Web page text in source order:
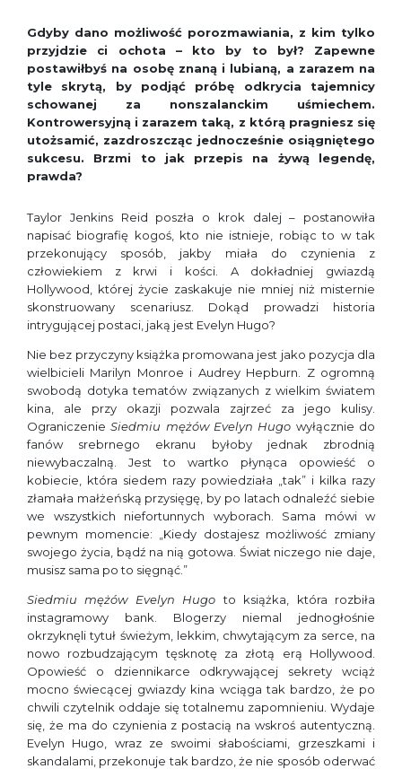
Gdyby dano możliwość porozmawiania, z kim tylko
przyjdzie ci ochota – kto by to był? Zapewne
postawiłbyś na osobę znaną i lubianą, a za­razem na
tyle skrytą, by podjąć próbę odkrycia tajemnicy
schowanej za nonszalanckim uśmiechem.
Kontrowersyjną i zarazem taką, z którą pragniesz się
utożsamić, zazdroszcząc jednocześnie osiągniętego
sukcesu. Brzmi to jak przepis na żywą legendę,
prawda?
Taylor Jenkins Reid poszła o krok dalej – postanowiła
napisać bio­grafię kogoś, kto nie istnieje, robiąc to w tak
przekonujący sposób, jakby miała do czynienia z
człowiekiem z krwi i kości. A dokładniej gwiazdą
Hollywood, której życie zaskakuje nie mniej niż misternie
skonstruowany scenariusz. Dokąd pro­wadzi historia
intrygującej postaci, jaką jest Evelyn Hugo?
Nie bez przyczyny książka promowana jest jako pozycja dla
wielbicieli Marilyn Monroe i Audrey Hepburn. Z ogrom­ną
swobodą dotyka tematów związanych z wielkim światem
kina, ale przy okazji pozwala zajrzeć za jego kulisy.
Ogranicze­nieSiedmiu mężów Evelyn Hugo wyłącznie do
fanów srebrnego ekranu byłoby jednak zbrodnią
niewybaczalną. Jest to wartko płynąca opowieść o
kobiecie, która sie­dem razy powiedziała „tak” i kilka razy
złamała małżeńską przysięgę, by po latach odnaleźć siebie
we wszystkich niefortun­nych wyborach. Sama mówi w
pewnym momencie: „Kiedy dostajesz możliwość zmiany
swojego życia, bądź na nią gotowa. Świat niczego nie daje,
musisz sama po to sięgnąć.”
Siedmiu mężów Evelyn Hugoto książka, która rozbiła
instagramowy bank. Bloge­rzy niemal jednogłośnie
okrzyknęli tytuł świeżym, lekkim, chwytającym za serce, na
nowo rozbudzającym tęsknotę za złotą erą Hollywood.
Opowieść o dziennikarce odkrywającej sekrety wciąż
mocno świe­cącej gwiazdy kina wciąga tak bardzo, że po
chwili czytelnik oddaje się totalnemu zapomnieniu. Wydaje
się, że ma do czy­nienia z postacią na wskroś autentyczną.
Evelyn Hugo, wraz ze swoimi słabościami, grzeszkami i
skandalami, przekonuje tak bardzo, że nie sposób oderwać